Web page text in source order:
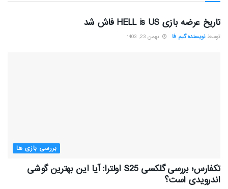
تاریخ عرضه بازی HELL is US فاش شد
توسط نویسنده گیم فا بهمن 23, 1403
بررسی بازی ها
تکفارس؛ بررسی گلکسی S25 اولترا: آیا این بهترین گوشی
اندرویدی است؟